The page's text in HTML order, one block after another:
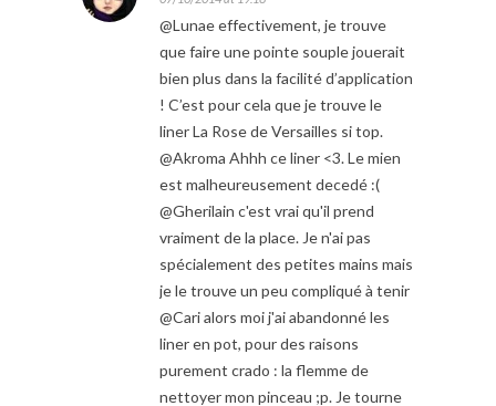
@Lunae effectivement, je trouve
que faire une pointe souple jouerait
bien plus dans la facilité d’application
! C’est pour cela que je trouve le
liner La Rose de Versailles si top.
@Akroma Ahhh ce liner <3. Le mien
est malheureusement decedé :(
@Gherilain c'est vrai qu'il prend
vraiment de la place. Je n'ai pas
spécialement des petites mains mais
je le trouve un peu compliqué à tenir
@Cari alors moi j'ai abandonné les
liner en pot, pour des raisons
purement crado : la flemme de
nettoyer mon pinceau ;p. Je tourne